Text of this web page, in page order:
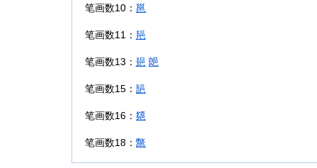
笔画数10： 邕
笔画数11： 邫
笔画数13： 郌 郒
笔画数15： 郶
笔画数16： 郺
笔画数18： 鄨